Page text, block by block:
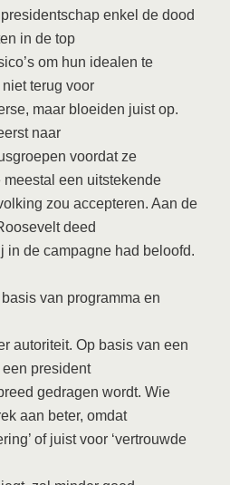
enkel de dood
in de top
om hun idealen te
terug voor
maar bloeiden juist op.
naar
voordat ze
een uitstekende
zou accepteren. Aan de
deed
in de campagne had beloofd.
van programma en
autoriteit. Op basis van een
president
gedragen wordt. Wie
aan beter, omdat
of juist voor ‘vertrouwde